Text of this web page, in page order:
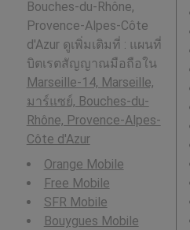
Bouches-du-Rhône,
Provence-Alpes-Côte
d'Azur ดูเพิ่มเติมที่ : แผนที่
บิตเรตสัญญาณมือถือใน
Marseille-14, Marseille,
มาร์แซย์, Bouches-du-
Rhône, Provence-Alpes-
Côte d'Azur
Orange Mobile
Free Mobile
SFR Mobile
Bouygues Mobile